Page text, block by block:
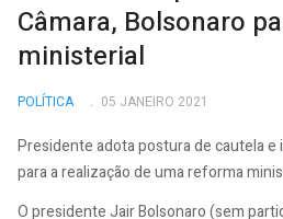
Câmara, Bolsonaro
ministerial
POLÍTICA 05 JANEIRO 2021
Presidente adota postura de cautela
para a realização de uma reforma
O presidente Jair Bolsonaro (sem